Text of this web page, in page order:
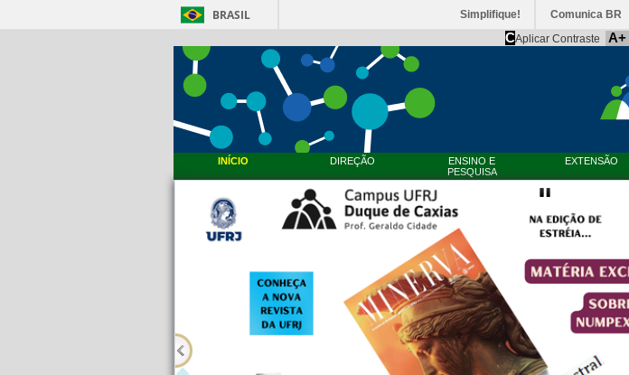
BRASIL Simplifique! Comunica BR
CAplicar Contraste A+
INÍCIO DIREÇÃO
ENSINO E
PESQUISA
EXTENSÃO